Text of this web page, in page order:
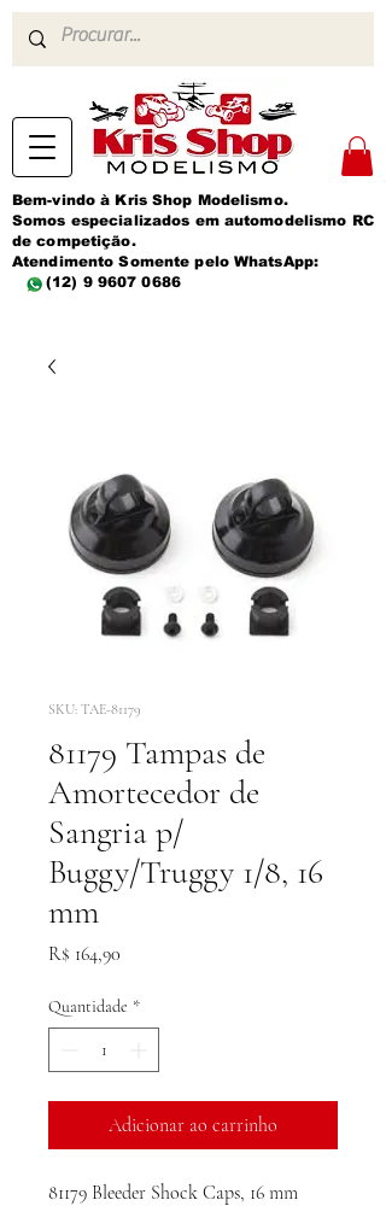
Bem-vindo à Kris Shop Modelismo.
Somos especializados em automodelismo RC
de competição.
Atendimento Somente pelo WhatsApp:
(12) 9 9607 0686
SKU: TAE-81179
81179 Tampas de
Amortecedor de
Sangria p/
Buggy/Truggy 1/8, 16
mm
R$ 164,90
Quantidade *
Adicionar ao carrinho
81179 Bleeder Shock Caps, 16 mm